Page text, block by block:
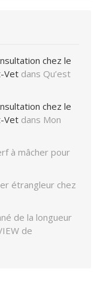
chez le
Vet dans Qu’est
chez le
Vet dans Mon
à mâcher pour
étrangleur chez
de la longueur
de